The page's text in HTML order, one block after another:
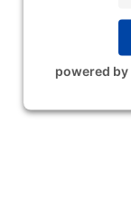
powered by